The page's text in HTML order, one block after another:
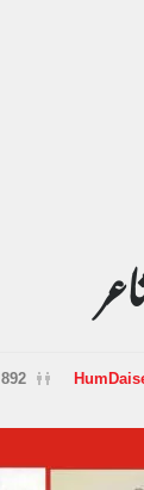
892 Views